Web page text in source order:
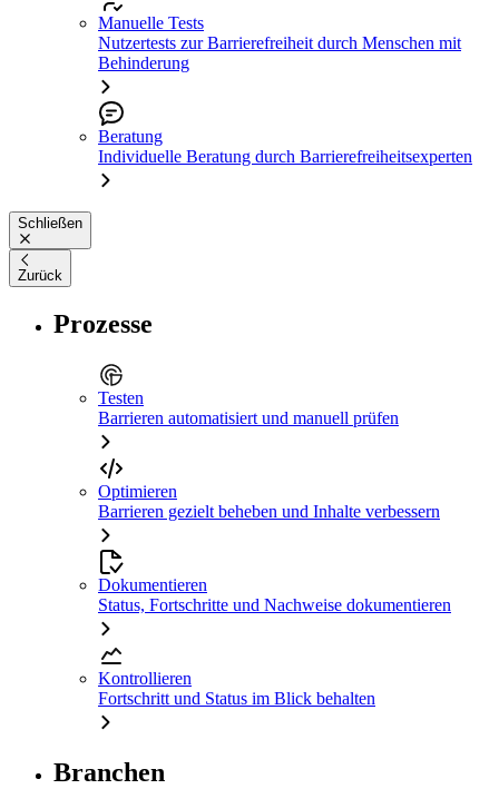
Manuelle Tests
Nutzertests zur Barrierefreiheit durch Menschen mit
Behinderung
Beratung
Individuelle Beratung durch Barrierefreiheitsexperten
Schließen
Zurück
Prozesse
Testen
Barrieren automatisiert und manuell prüfen
Optimieren
Barrieren gezielt beheben und Inhalte verbessern
Dokumentieren
Status, Fortschritte und Nachweise dokumentieren
Kontrollieren
Fortschritt und Status im Blick behalten
Branchen